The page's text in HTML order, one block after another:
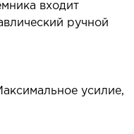
входит
ручной
усилие,